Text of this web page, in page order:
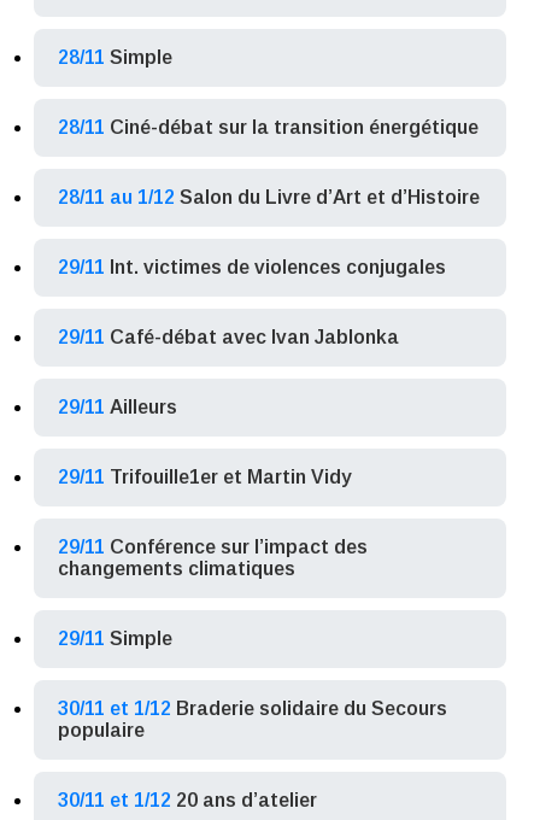
28/11 Simple
28/11 Ciné-débat sur la transition énergétique
28/11 au 1/12 Salon du Livre d’Art et d’Histoire
29/11 Int. victimes de violences conjugales
29/11 Café-débat avec Ivan Jablonka
29/11 Ailleurs
29/11 Trifouille1er et Martin Vidy
29/11 Conférence sur l’impact des
changements climatiques
29/11 Simple
30/11 et 1/12 Braderie solidaire du Secours
populaire
30/11 et 1/12 20 ans d’atelier